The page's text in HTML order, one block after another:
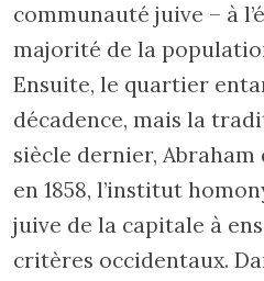
communauté juive – à
majorité de la
Ensuite, le quartier
décadence, mais la
siècle dernier, Abraham
en 1858, l’institut
juive de la capitale à
critères occidentaux.